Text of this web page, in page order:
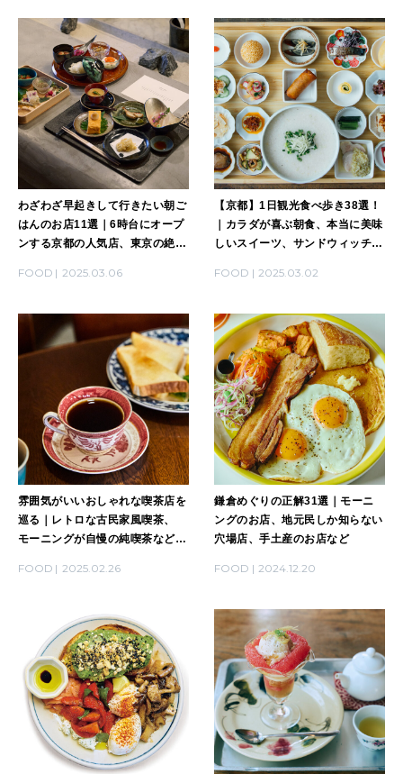
2026年6月号「大銀座 トレンドが生まれる 新しい一流店へ。」
2026年5月号「“大好き”に出会いに。韓国」
2026年4月号「未来をつくる、学びの教科書。」
2026年3月号「スイーツ予想図 2026」
2026年2月号「良運を掴む 新・開運術。」
2026年1月号「猫がいれば、幸せ」
FOLLOW US!
わざわざ早起きして行きたい朝ご
はんのお店11選｜6時台にオープ
ンする京都の人気店、東京の絶品
FOOD 2025.03.06
【京都】1日観光食べ歩き38選！
｜カラダが喜ぶ朝食、本当に美味
しいスイーツ、サンドウィッチ、
FOOD 2025.03.02
雰囲気がいいおしゃれな喫茶店を
巡る｜レトロな古民家風喫茶、
モーニングが自慢の純喫茶など
FOOD 2025.02.26
鎌倉めぐりの正解31選｜モーニ
ングのお店、地元民しか知らない
穴場店、手土産のお店など
FOOD 2024.12.20